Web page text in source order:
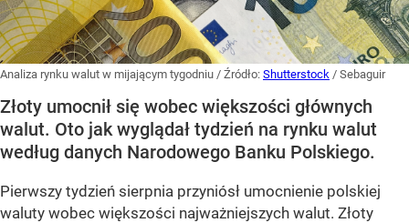
Analiza rynku walut w mijającym tygodniu / Źródło: Shutterstock / Sebaguir
Złoty umocnił się wobec większości głównych
walut. Oto jak wyglądał tydzień na rynku walut
według danych Narodowego Banku Polskiego.
Pierwszy tydzień sierpnia przyniósł umocnienie polskiej
waluty wobec większości najważniejszych walut. Złoty